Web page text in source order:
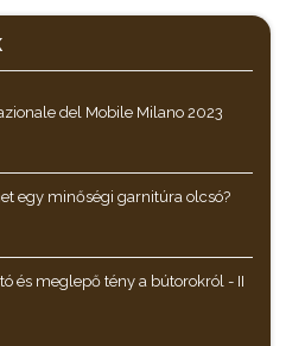
del Mobile Milano 2023
egy minőségi garnitúra olcsó?
és meglepő tény a bútorokról - II